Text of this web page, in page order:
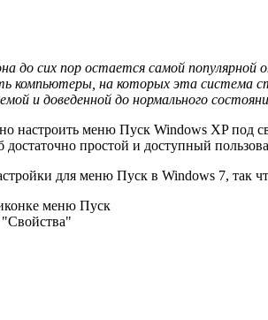
до сих пор остается самой популярной
на которых эта система
и доведенной до нормального
настроить меню Пуск Windows XP под
простой и доступный
для меню Пуск в Windows 7, так
меню Пуск